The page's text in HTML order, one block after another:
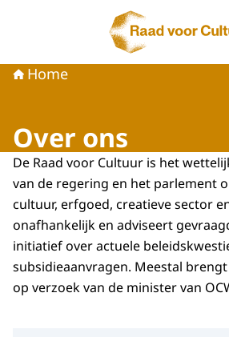
Naar de homepage van
Home
Over ons
De Raad voor Cultuur is het
van de regering en het parlement
cultuur, erfgoed, creatieve sector
onafhankelijk en adviseert
initiatief over actuele
subsidieaanvragen. Meestal
op verzoek van de minister van